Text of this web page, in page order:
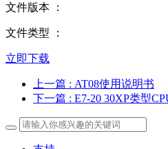
文件版本 ：
文件类型 ：
立即下载
上一篇 : AT08使用说明书
下一篇 : E7-20 30XP类型